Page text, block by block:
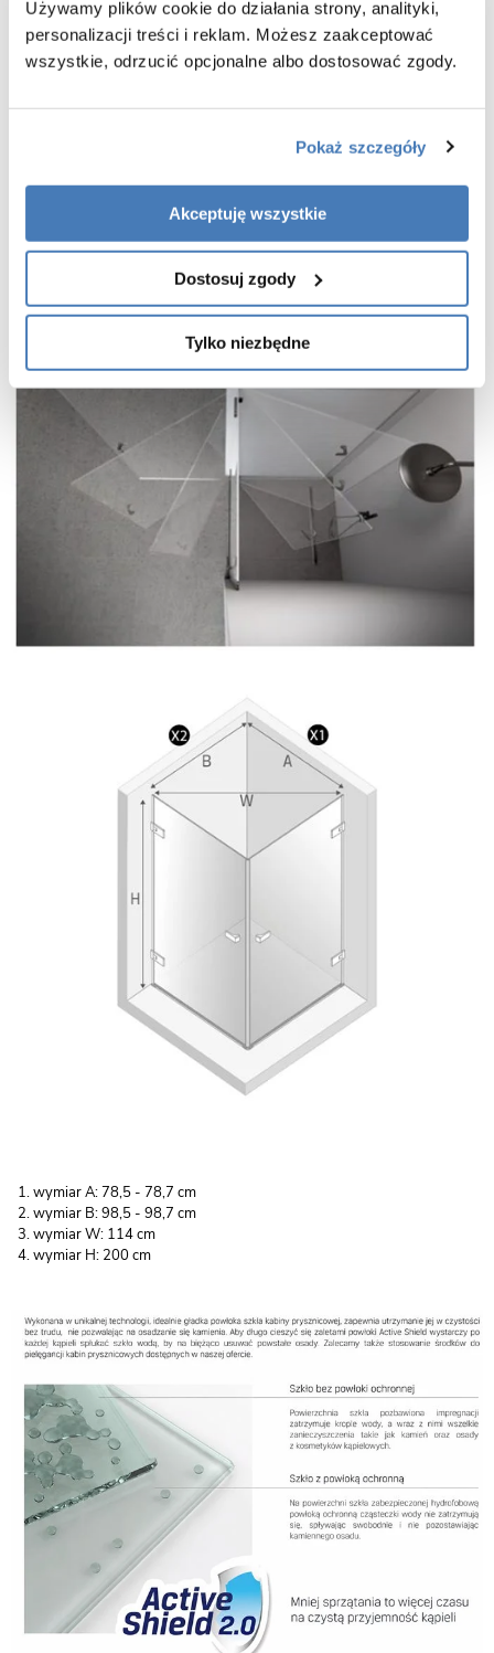
Używamy plików cookie do działania strony, analityki,
personalizacji treści i reklam. Możesz zaakceptować
wszystkie, odrzucić opcjonalne albo dostosować zgody.
Pokaż szczegóły
Akceptuję wszystkie
Dostosuj zgody
Tylko niezbędne
bezpieczne szkło hartowane przezroczyste o grubości 8 mm
powłoka Active Shield 2.0 ułatwiająca utrzymanie czystości
praktyczny uchwyt drzwi
wymiar A: 78,5 - 78,7 cm
wymiar B: 98,5 - 98,7 cm
wymiar W: 114 cm
wymiar H: 200 cm